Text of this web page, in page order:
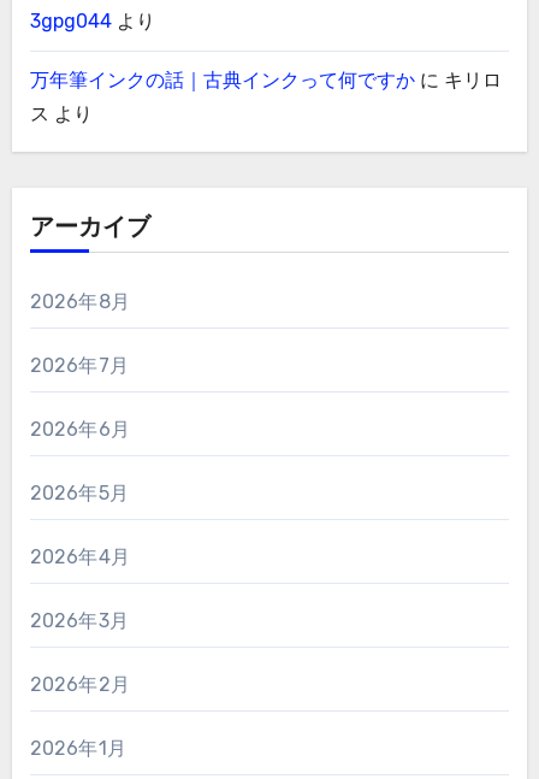
3gpg044より
万年筆インクの話｜古典インクって何ですかに キリロ
ス より
アーカイブ
2026年8月
2026年7月
2026年6月
2026年5月
2026年4月
2026年3月
2026年2月
2026年1月